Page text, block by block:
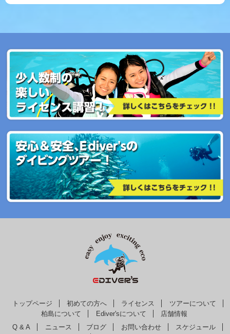
トップページ 初めての方へ ライセンス
ツアーについて
柏島について
Ediver'sについて
店舗情報
Q & A
ニュース ブログ お問い合わせ
スケジュール